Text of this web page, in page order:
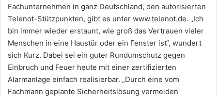
Fachunternehmen in ganz Deutschland, den autorisierten
Telenot-Stützpunkten, gibt es unter www.telenot.de. „Ich
bin immer wieder erstaunt, wie groß das Vertrauen vieler
Menschen in eine Haustür oder ein Fenster ist“, wundert
sich Kurz. Dabei sei ein guter Rundumschutz gegen
Einbruch und Feuer heute mit einer zertifizierten
Alarmanlage einfach realisierbar. „Durch eine vom
Fachmann geplante Sicherheitslösung vermeiden